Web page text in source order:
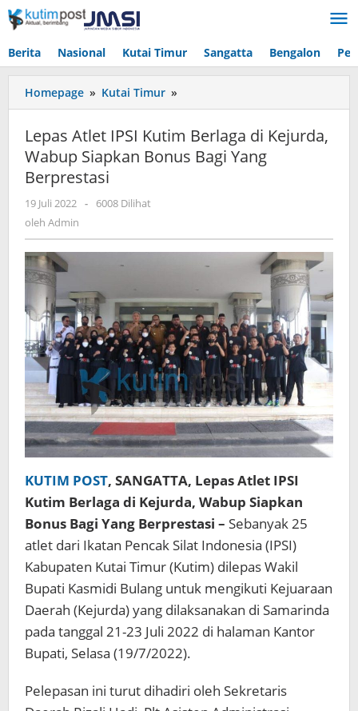
Lewati
ke
Berita Nasional Kutai Timur Sangatta Bengalon
Homepage » Kutai Timur »
Atlet
Kutim
Berlaga
Bonus
Berprestasi
Lepas Atlet IPSI Kutim Berlaga di Kejurda,
Wabup Siapkan Bonus Bagi Yang
Berprestasi
19 Juli 2022 oleh
-
6008 Dilihat
oleh Admin
KUTIM POST, SANGATTA, Lepas Atlet IPSI
Kutim Berlaga di Kejurda, Wabup Siapkan
Bonus Bagi Yang Berprestasi – Sebanyak 25
atlet dari Ikatan Pencak Silat Indonesia (IPSI)
Kabupaten Kutai Timur (Kutim) dilepas Wakil
Bupati Kasmidi Bulang untuk mengikuti Kejuaraan
Daerah (Kejurda) yang dilaksanakan di Samarinda
pada tanggal 21-23 Juli 2022 di halaman Kantor
Bupati, Selasa (19/7/2022).
Pelepasan ini turut dihadiri oleh Sekretaris